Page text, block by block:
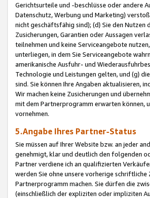
Gerichtsurteile und -beschlüsse oder andere
Datenschutz, Werbung und Marketing)
nicht geschäftsfähig sind); (d) Sie den
Zusicherungen, Garantien oder Aussagen
teilnehmen und keine Serviceangebote
unterliegen, in dem Sie Serviceangebote
amerikanische Ausfuhr- und
Technologie und Leistungen gelten, und (g)
sind. Sie können Ihre Angaben aktualisieren,
Wir machen keine Zusicherungen und
mit dem Partnerprogramm erwarten können,
vornehmen.
5.Angabe Ihres Partner-Status
Sie müssen auf Ihrer Website bzw. an jeder
genehmigt, klar und deutlich den folgenden
Partner verdiene ich an qualifizierten
werden Sie ohne unsere vorherige
Partnerprogramm machen. Sie dürfen die
(einschließlich der expliziten oder impliziten